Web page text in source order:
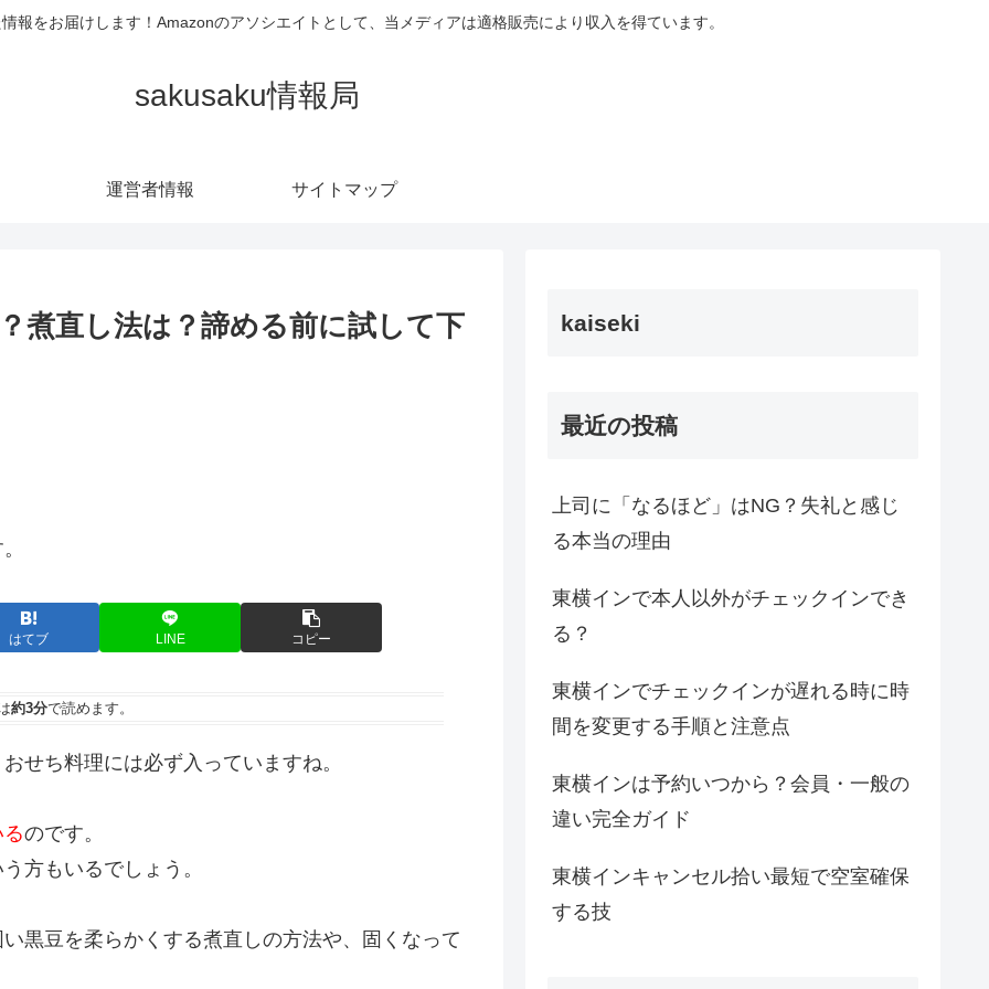
報をお届けします！Amazonのアソシエイトとして、当メディアは適格販売により収入を得ています。
sakusaku情報局
運営者情報 サイトマップ
煮直し法は？諦める前に試して下
はてブ LINE コピー
約3分で読めます。
せち料理には必ず入っていますね。
のです。
方もいるでしょう。
黒豆を柔らかくする煮直しの方法や、固くなって
kaiseki
最近の投稿
上司に「なるほど」はNG？失礼と感じ
る本当の理由
東横インで本人以外がチェックインでき
る？
東横インでチェックインが遅れる時に時
間を変更する手順と注意点
東横インは予約いつから？会員・一般の
違い完全ガイド
東横インキャンセル拾い最短で空室確保
する技